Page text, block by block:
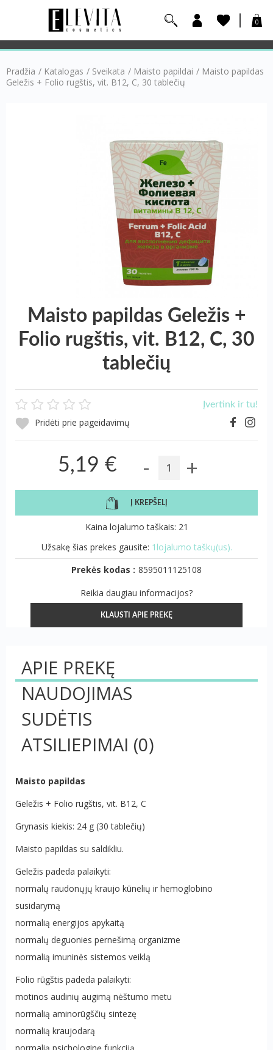
0
Pradžia / Katalogas / Sveikata / Maisto papildai / Maisto papildas
Geležis + Folio rugštis, vit. B12, C, 30 tablečių
Maisto papildas Geležis +
Folio rugštis, vit. B12, C, 30
tablečių
Įvertink ir tu!
Pridėti prie pageidavimų
5,19 € - +
Į KREPŠELĮ
Kaina lojalumo taškais: 21
Užsakę šias prekes gausite: 1lojalumo taškų(us).
Prekės kodas : 8595011125108
Reikia daugiau informacijos?
KLAUSTI APIE PREKĘ
APIE PREKĘ
NAUDOJIMAS
SUDĖTIS
ATSILIEPIMAI (0)
Maisto papildas
Geležis + Folio rugštis, vit. B12, C
Grynasis kiekis: 24 g (30 tablečių)
Maisto papildas su saldikliu.
Geležis padeda palaikyti:
normalų raudonųjų kraujo kūnelių ir hemoglobino
susidarymą
normalią energijos apykaitą
normalų deguonies pernešimą organizme
normalią imuninės sistemos veiklą
Folio rūgštis padeda palaikyti:
motinos audinių augimą nėštumo metu
normalią aminorūgščių sintezę
normalią kraujodarą